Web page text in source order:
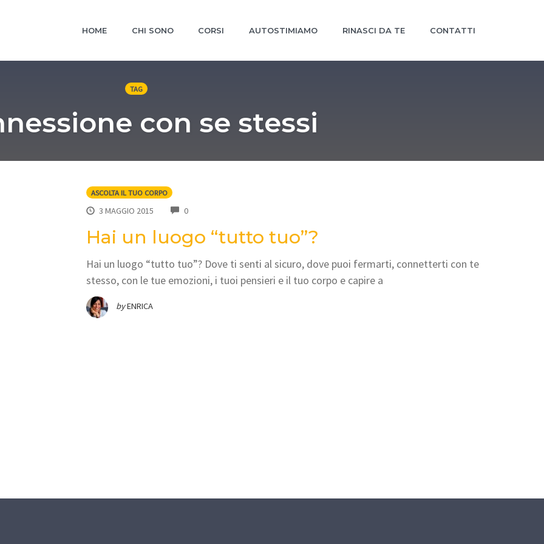
HOME CHI SONO CORSI AUTOSTIMIAMO RINASCI DA TE CONTATTI
TAG
con se stessi
ASCOLTA IL TUO CORPO
3 MAGGIO 2015 0COMMENTS
Hai un luogo “tutto tuo”?
Hai un luogo “tutto tuo”? Dove ti senti al sicuro, dove puoi fermarti, connetterti con te
stesso, con le tue emozioni, i tuoi pensieri e il tuo corpo e capire a
byENRICA